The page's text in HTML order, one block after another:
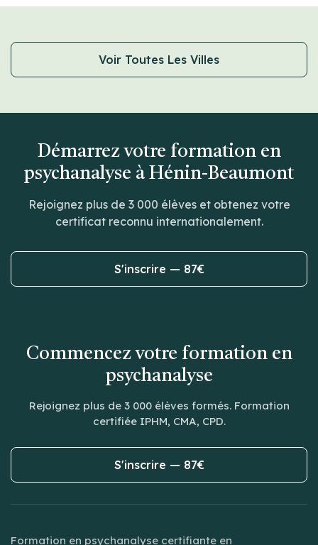
Voir Toutes Les Villes
Démarrez votre formation en
psychanalyse à Hénin-Beaumont
Rejoignez plus de 3 000 élèves et obtenez votre
certificat reconnu internationalement.
S'inscrire — 87€
Commencez votre formation en
psychanalyse
Rejoignez plus de 3 000 élèves formés. Formation
certifiée IPHM, CMA, CPD.
S'inscrire — 87€
Formation en psychanalyse certifiante en